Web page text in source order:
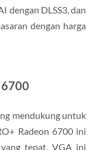
dengan DLSS3, dan
dengan harga
6700
mendukung untuk
Radeon 6700 ini
tepat. VGA ini